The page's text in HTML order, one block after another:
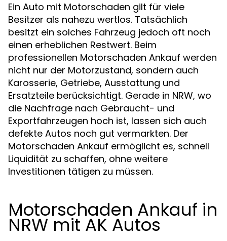
Ein Auto mit Motorschaden gilt für viele
Besitzer als nahezu wertlos. Tatsächlich
besitzt ein solches Fahrzeug jedoch oft noch
einen erheblichen Restwert. Beim
professionellen Motorschaden Ankauf werden
nicht nur der Motorzustand, sondern auch
Karosserie, Getriebe, Ausstattung und
Ersatzteile berücksichtigt. Gerade in NRW, wo
die Nachfrage nach Gebraucht- und
Exportfahrzeugen hoch ist, lassen sich auch
defekte Autos noch gut vermarkten. Der
Motorschaden Ankauf ermöglicht es, schnell
Liquidität zu schaffen, ohne weitere
Investitionen tätigen zu müssen.
Motorschaden Ankauf in
NRW mit AK Autos